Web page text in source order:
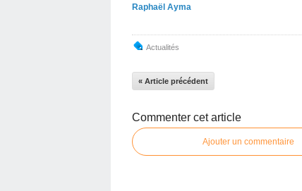
Raphaël Ayma
Actualités
« Article précédent
Commenter cet article
Ajouter un commentaire